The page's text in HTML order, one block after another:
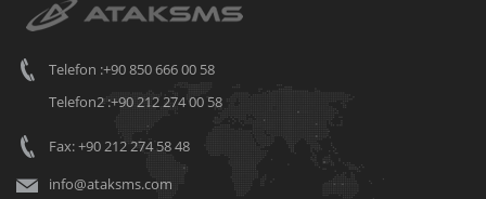
Telefon :+90 850 666 00 58
Telefon2 :+90 212 274 00 58
Fax: +90 212 274 58 48
info@ataksms.com